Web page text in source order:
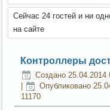
Сейчас 24 гостей и ни
на сайте
Контроллеры
Создано 25.04.2014
Опубликовано
11170